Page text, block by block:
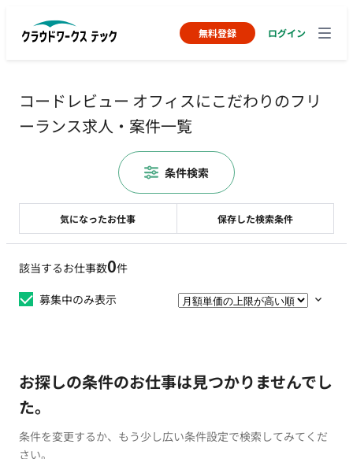
無料登録 ログイン
コードレビュー オフィスにこだわりのフリ
ーランス求人・案件一覧
該当するお仕事数0件
募集中のみ表示
お探しの条件のお仕事は見つかりませんでし
た。
条件を変更するか、もう少し広い条件設定で検索してみてくだ
さい。
気になったお仕事 保存した検索条件
条件検索